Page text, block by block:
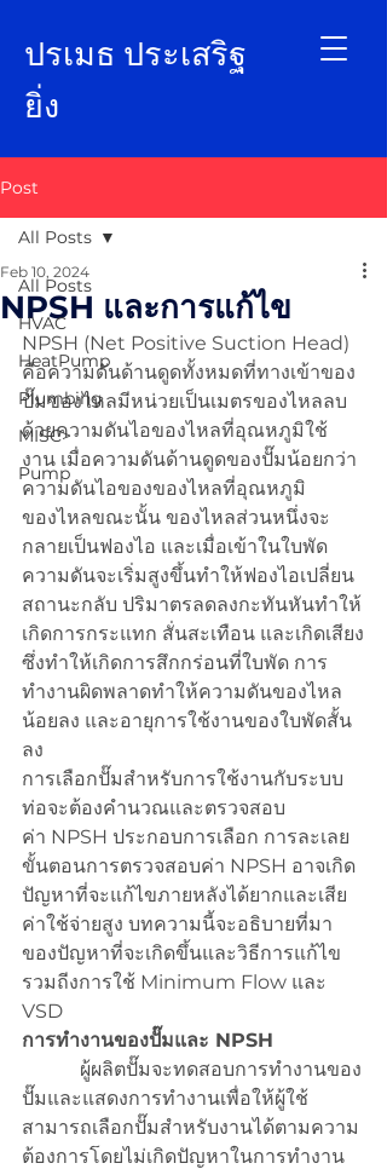
ปรเมธ ประเสริฐ
ยิ่ง
Post
All Posts
HVAC
HeatPump
Plumbing
MISC>
Pump
All Posts
NPSH และการแก้ไข
Feb 10, 2024
NPSH (Net Positive Suction Head)
คือความดันด้านดูดทั้งหมดที่ทางเข้าของ
ปั๊มของไหลมีหน่วยเป็นเมตรของไหลลบ
ด้วยความดันไอของไหลที่อุณหภูมิใช้
งาน เมื่อความดันด้านดูดของปั๊มน้อยกว่า
ความดันไอของของไหลที่อุณหภูมิ
ของไหลขณะนั้น ของไหลส่วนหนึ่งจะ
กลายเป็นฟองไอ และเมื่อเข้าในใบพัด
ความดันจะเริ่มสูงขึ้นทำให้ฟองไอเปลี่ยน
สถานะกลับ ปริมาตรลดลงกะทันหันทำให้
เกิดการกระแทก สั่นสะเทือน และเกิดเสียง
ซึ่งทำให้เกิดการสึกกร่อนที่ใบพัด การ
ทำงานผิดพลาดทำให้ความดันของไหล
น้อยลง และอายุการใช้งานของใบพัดสั้น
ลง
การเลือกปั๊มสำหรับการใช้งานกับระบบ
ท่อจะต้องคำนวณและตรวจสอบ
ค่า NPSH ประกอบการเลือก การละเลย
ขั้นตอนการตรวจสอบค่า NPSH อาจเกิด
ปัญหาที่จะแก้ไขภายหลังได้ยากและเสีย
ค่าใช้จ่ายสูง บทความนี้จะอธิบายที่มา
ของปัญหาที่จะเกิดขึ้นและวิธีการแก้ไข
รวมถีงการใช้ Minimum Flow และ
VSD
การทำงานของปั๊มและ NPSH
ผู้ผลิตปั๊มจะทดสอบการทำงานของ
ปั๊มและแสดงการทำงานเพื่อให้ผู้ใช้
สามารถเลือกปั๊มสำหรับงานได้ตามความ
ต้องการโดยไม่เกิดปัญหาในการทำงาน